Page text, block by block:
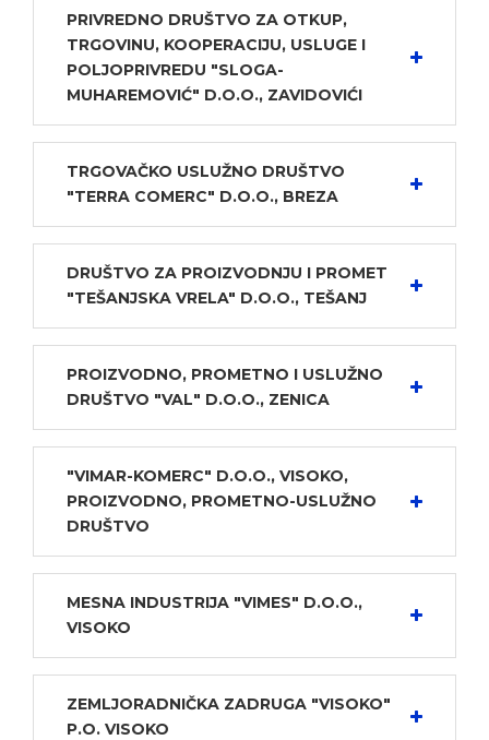
PRIVREDNO DRUŠTVO ZA OTKUP,
TRGOVINU, KOOPERACIJU, USLUGE I
POLJOPRIVREDU "SLOGA-
MUHAREMOVIĆ" D.O.O., ZAVIDOVIĆI
TRGOVAČKO USLUŽNO DRUŠTVO
"TERRA COMERC" D.O.O., BREZA
DRUŠTVO ZA PROIZVODNJU I PROMET
"TEŠANJSKA VRELA" D.O.O., TEŠANJ
PROIZVODNO, PROMETNO I USLUŽNO
DRUŠTVO "VAL" D.O.O., ZENICA
"VIMAR-KOMERC" D.O.O., VISOKO,
PROIZVODNO, PROMETNO-USLUŽNO
DRUŠTVO
MESNA INDUSTRIJA "VIMES" D.O.O.,
VISOKO
ZEMLJORADNIČKA ZADRUGA "VISOKO"
P.O. VISOKO